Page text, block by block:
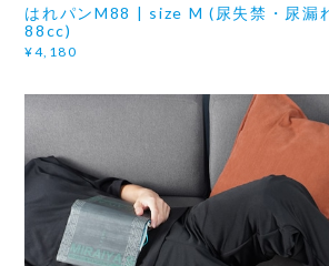
はれパンM88 | size M (尿失禁・尿漏
88cc)
¥4,180